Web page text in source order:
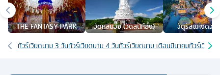
THE FANTASY PARK วัดหลินอึ๋ง (วัดลินห์อึ๋ง) จัตุรัสแห่งดวง
เส้นทางที่เกี่ยวข้อง
ทัวร์เวียดนาม 3 วันทัวร์เวียดนาม 4 วันทัวร์เวียดนาม เดือนมีนาคมทัวร์เวียด